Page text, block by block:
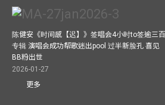
陈健安《时间感【迟】》签唱会4小时to签逾三百
专辑 演唱会成功帮歌迷出pool 过半新脸孔 喜见
BB粉出世
2026-01-27
更多